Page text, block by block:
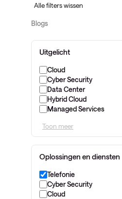
Alle filters wissen
Blogs
Uitgelicht
Cloud
Cyber Security
Data Center
Hybrid Cloud
Managed Services
Toon meer
Oplossingen en diensten
Telefonie
Cyber Security
Cloud